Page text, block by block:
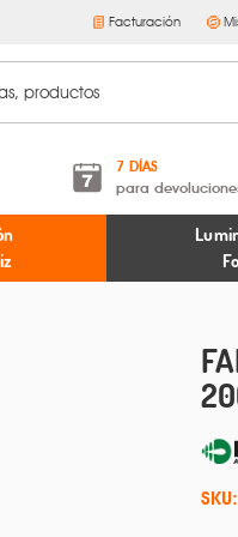
Facturación
7 DÍAS
para
Términos y condiciones
Políticas de devoluciones
SKU: